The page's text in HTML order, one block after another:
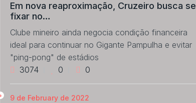
Em nova reaproximação, Cruzeiro busca se
fixar no…
Clube mineiro ainda negocia condição financeira
ideal para continuar no Gigante Pampulha e evitar
"ping-pong" de estádios
3074
0 0
9 de February de 2022